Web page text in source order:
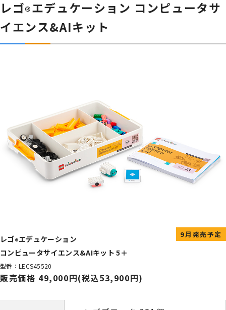
レゴ®エデュケーション コンピュータサ
イエンス&AIキット
9月発売予定
レゴ®エデュケーション
コンピュータサイエンス&AIキット 5＋
型番：LECS45520
販売価格 49,000円(税込53,900円)